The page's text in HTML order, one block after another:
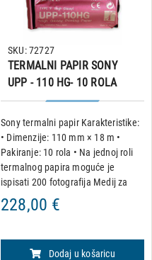
TERMALNI PAPIR SONY
UPP - 110 HG- 10 ROLA
Sony termalni papir Karakteristike:
• Dimenzije: 110 mm × 18 m •
Pakiranje: 10 rola • Na jednoj roli
termalnog papira moguće je
ispisati 200 fotografija Medij za
ispis visoke gustoće i visokog sjaja
podloge, širine A6 (tip V) za
SKU: 72727
228,00 €
Dodaj u košaricu